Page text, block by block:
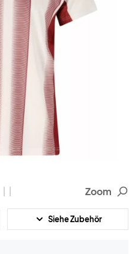
Zoom
Siehe Zubehör